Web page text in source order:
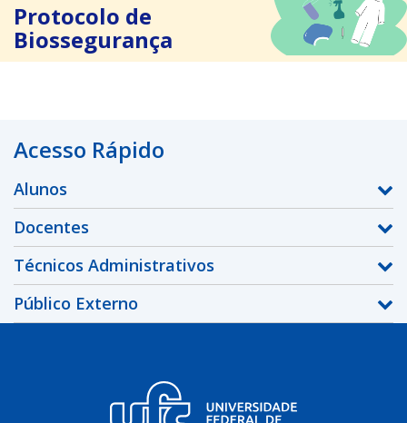
Protocolo de
Biossegurança
Acesso Rápido
Alunos
Docentes
Técnicos Administrativos
Público Externo